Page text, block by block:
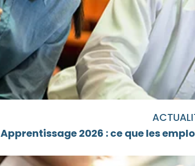
Apprentissage 2026 : ce que les